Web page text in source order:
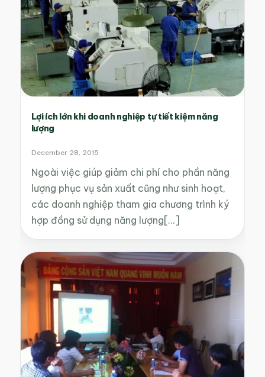
Lợi ích lớn khi doanh nghiệp tự tiết kiệm năng
lượng
December 28, 2015
Ngoài việc giúp giảm chi phí cho phần năng
lượng phục vụ sản xuất cũng như sinh hoạt,
các doanh nghiệp tham gia chương trình ký
hợp đồng sử dụng năng lượng[...]